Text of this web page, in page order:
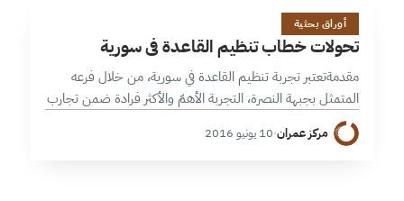
ت
28 دقائق
أوراق بحثية
تحولات خطاب تنظيم القاعدة في سورية
مقدمةتعتبر تجربة تنظيم القاعدة في سورية، من خلال فرعه
المتمثل بجبهة النصرة، التجربة الأهمّ والأكثر فرادة ضمن تجارب
القاعدة في البلدان الأخرى، لتوفرها على عدد وعتاد ومساحة
نفوذ وعلاقات بالمجتمع…
مركز عمران·10 يونيو 2016